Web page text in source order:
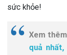
sức khỏe!
Xem
quả